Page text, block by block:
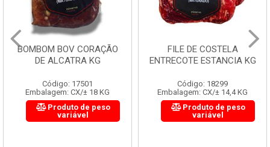
BOMBOM BOV CORAÇÃO
DE ALCATRA KG
Código: 17501
Embalagem: CX/± 18 KG
Produto de peso
variável
FILE DE COSTELA
ENTRECOTE ESTANCIA KG
Código: 18299
Embalagem: CX/± 14,4 KG
Produto de peso
variável